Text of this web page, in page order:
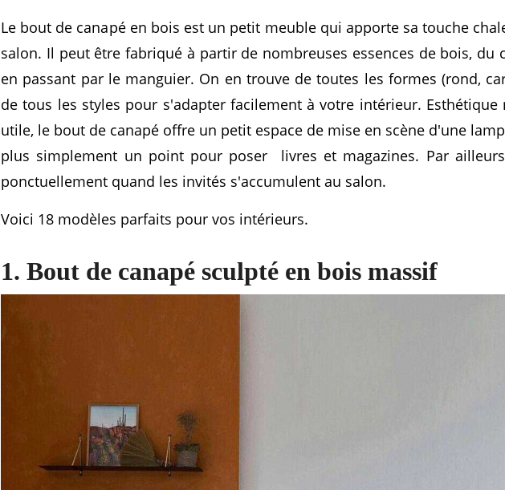
Le bout de canapé en bois est un petit meuble qui apporte sa touche
salon. Il peut être fabriqué à partir de nombreuses essences de bois, du
en passant par le manguier. On en trouve de toutes les formes (rond,
de tous les styles pour s'adapter facilement à votre intérieur. Esthétique
utile, le bout de canapé offre un petit espace de mise en scène d'une
plus simplement un point pour poser livres et magazines. Par
ponctuellement quand les invités s'accumulent au salon.
Voici 18 modèles parfaits pour vos intérieurs.
1. Bout de canapé sculpté en bois massif